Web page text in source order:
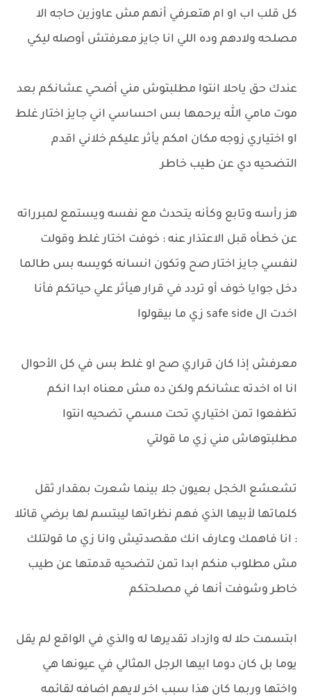
كل قلب اب او ام هتعرفي أنهم مش عاوزين حاجه الا
مصلحه ولادهم وده اللي انا جايز معرفتش أوصله ليكي
عندك حق ياحلا انتوا مطلبتوش مني أضحي عشانكم بعد
موت مامي الله يرحمها بس احساسي اني جايز اختار غلط
او اختياري زوجه مكان امكم يأثر عليكم خلاني اقدم
التضحيه دي عن طيب خاطر
هز رأسه وتابع وكأنه يتحدث مع نفسه ويستمع لمبرراته
عن خطأه قبل الاعتذار عنه : خوفت اختار غلط وقولت
لنفسي جايز اختار صح وتكون انسانه كويسه بس طالما
دخل جوايا خوف أو تردد في قرار هيأثر علي حياتكم فأنا
اخدت ال safe side زي ما بيقولوا
معرفش إذا كان قراري صح او غلط بس في كل الأحوال
انا اه اخدته عشانكم ولكن ده مش معناه ابدا انكم
تظفعوا تمن اختياري تحت مسمي تضحيه انتوا
مطلبتوهاش مني زي ما قولتي
تشعشع الخجل بعيون جلا بينما شعرت بمقدار ثقل
كلماتها لأبيها الذي فهم نظراتها ليبتسم لها برضي قائلا
: انا فاهمك وعارف انك مقصدتيش وانا زي ما قولتلك
مش مطلوب منكم ابدا تمن لتضحيه قدمتها عن طيب
خاطر وشوفت أنها في مصلحتكم
ابتسمت حلا له وازداد تقديرها له والذي في الواقع لم يقل
يوما بل كان دوما ابيها الرجل المثالي في عيونها هي
واختها وربما كان هذا سبب اخر لايهم اضافه لقائمه